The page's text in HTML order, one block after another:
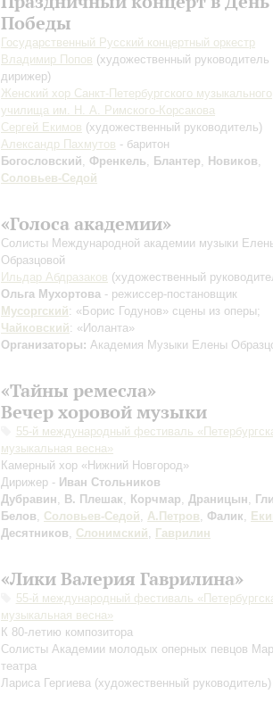
Победы
Государственный Русский концертный оркестр
Владимир Попов (художественный руководитель
дирижер)
Женский хор Санкт-Петербургского музыкального
училища им. Н. А. Римского-Корсакова
Сергей Екимов (художественный руководитель)
Александр Пахмутов - баритон
Богословский, Френкель, Блантер, Новиков,
Соловьев-Седой
«Голоса академии»
Солисты Международной академии музыки
Образцовой
Ильдар Абдразаков (художественный
Ольга Мухортова - режиссер-постановщик
Мусоргский: «Борис Годунов» сцены из оперы;
Чайковский: «Иоланта»
Организаторы: Академия Музыки Елены
«Тайны ремесла»
Вечер хоровой музыки
55-й международный фестиваль
музыкальная весна»
Камерный хор «Нижний Новгород»
Дирижер - Иван Стольников
Дубравин, В. Плешак, Корчмар, Драницын,
Белов, Соловьев-Седой, А.Петров, Фалик,
Десятников, Слонимский, Гаврилин
«Лики Валерия Гаврилина»
55-й международный фестиваль
музыкальная весна»
К 80-летию композитора
Солисты Академии молодых оперных певцов
театра
Лариса Гергиева (художественный руководитель)